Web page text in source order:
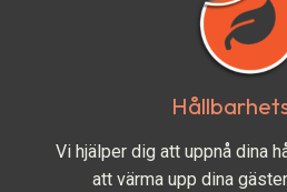
Vi hjälper dig att uppnå dina
att värma upp dina